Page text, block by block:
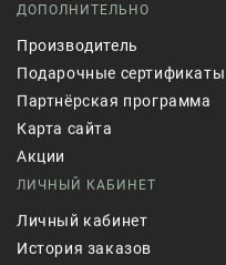
ДОПОЛНИТЕЛЬНО
Производитель
Подарочные сертификаты
Партнёрская программа
Карта сайта
Акции
ЛИЧНЫЙ КАБИНЕТ
Личный кабинет
История заказов